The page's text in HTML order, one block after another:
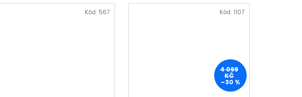
Kód: 567
4 099
KČ
–30 %
Kód: 1107